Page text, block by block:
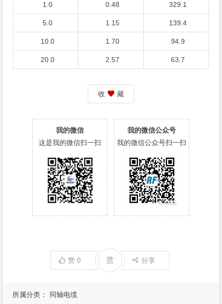
所属分类： 同轴电缆
1.0 0.48 329.1
5.0 1.15 139.4
10.0 1.70 94.9
20.0 2.57 63.7
收 藏
我的微信
这是我的微信扫一扫
我的微信公众号
我的微信公众号扫一扫
赞0 赏 分享